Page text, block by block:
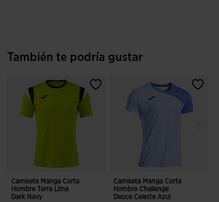
También te podría gustar
Camiseta Manga Corta
Hombre Terra Lima
Dark Navy
Camiseta Manga Corta
Hombre Challenge
Deuce Celeste Azul